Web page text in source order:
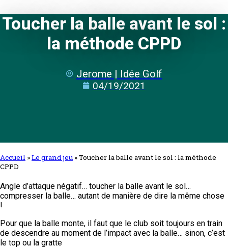
Toucher la balle avant le sol :
la méthode CPPD
Jerome | Idée Golf
04/19/2021
Accueil »Le grand jeu »Toucher la balle avant le sol : la méthode
CPPD
Angle d’attaque négatif… toucher la balle avant le sol…
compresser la balle… autant de manière de dire la même chose
!
Pour que la balle monte, il faut que le club soit toujours en train
de descendre au moment de l’impact avec la balle… sinon, c’est
le top ou la gratte